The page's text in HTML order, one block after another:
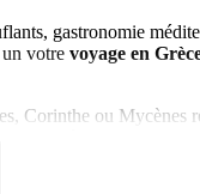
gastronomie
votre voyage en
Corinthe ou Mycènes
réserve d'autres
et plages sauvages se
Plus au nord, les